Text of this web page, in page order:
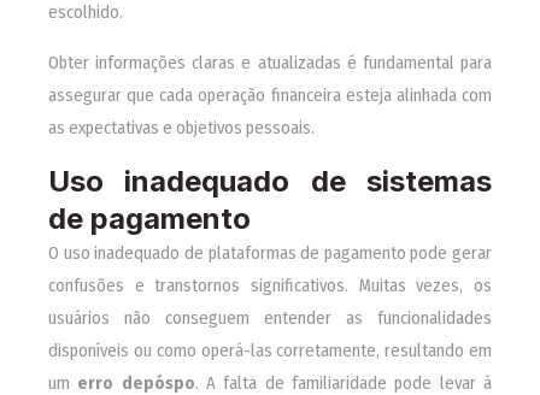
escolhido.
Obter informações claras e atualizadas é fundamental para
assegurar que cada operação financeira esteja alinhada com
as expectativas e objetivos pessoais.
Uso inadequado de sistemas
de pagamento
O uso inadequado de plataformas de pagamento pode gerar
confusões e transtornos significativos. Muitas vezes, os
usuários não conseguem entender as funcionalidades
disponíveis ou como operá-las corretamente, resultando em
um erro depóspo. A falta de familiaridade pode levar à